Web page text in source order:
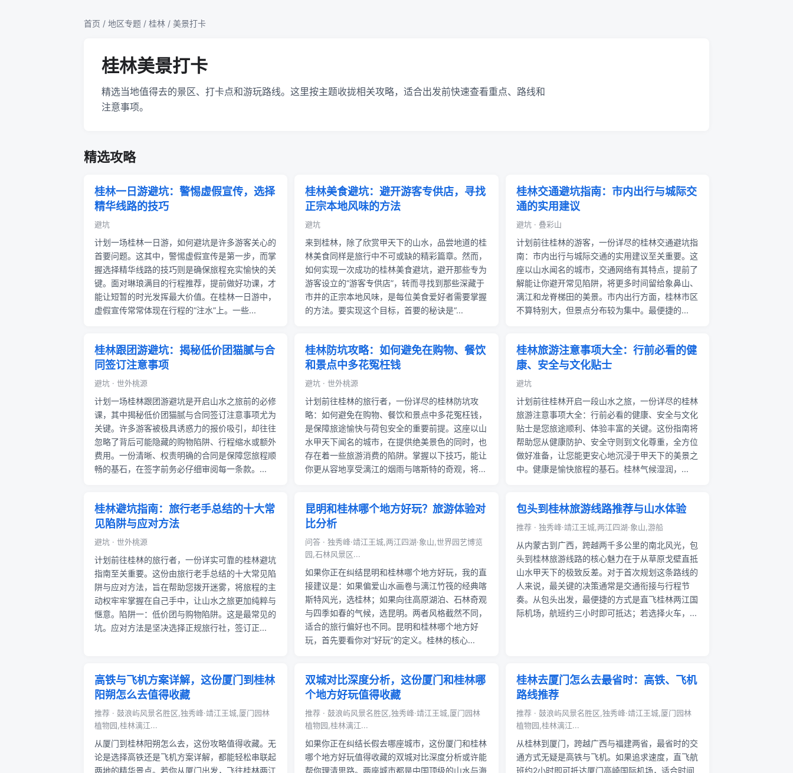
首页 / 地区专题 / 桂林 / 美景打卡
桂林美景打卡
精选当地值得去的景区、打卡点和游玩路线。这里按主题收拢相关攻略，适合出发前快速查看重点、路线和
注意事项。
精选攻略
桂林一日游避坑：警惕虚假宣传，选择
精华线路的技巧
避坑
计划一场桂林一日游，如何避坑是许多游客关心的
首要问题。这其中，警惕虚假宣传是第一步，而掌
握选择精华线路的技巧则是确保旅程充实愉快的关
键。面对琳琅满目的行程推荐，提前做好功课，才
能让短暂的时光发挥最大价值。在桂林一日游中，
虚假宣传常常体现在行程的“注水”上。一些...
桂林美食避坑：避开游客专供店，寻找
正宗本地风味的方法
避坑
来到桂林，除了欣赏甲天下的山水，品尝地道的桂
林美食同样是旅行中不可或缺的精彩篇章。然而，
如何实现一次成功的桂林美食避坑，避开那些专为
游客设立的“游客专供店”，转而寻找到那些深藏于
市井的正宗本地风味，是每位美食爱好者需要掌握
的方法。要实现这个目标，首要的秘诀是“...
桂林交通避坑指南：市内出行与城际交
通的实用建议
避坑 · 叠彩山
计划前往桂林的游客，一份详尽的桂林交通避坑指
南：市内出行与城际交通的实用建议至关重要。这
座以山水闻名的城市，交通网络有其特点，提前了
解能让你避开常见陷阱，将更多时间留给象鼻山、
漓江和龙脊梯田的美景。市内出行方面，桂林市区
不算特别大，但景点分布较为集中。最便捷的...
桂林跟团游避坑：揭秘低价团猫腻与合
同签订注意事项
避坑 · 世外桃源
计划一场桂林跟团游避坑是开启山水之旅前的必修
课，其中揭秘低价团猫腻与合同签订注意事项尤为
关键。许多游客被极具诱惑力的报价吸引，却往往
忽略了背后可能隐藏的购物陷阱、行程缩水或额外
费用。一份清晰、权责明确的合同是保障您旅程顺
畅的基石，在签字前务必仔细审阅每一条款。...
桂林防坑攻略：如何避免在购物、餐饮
和景点中多花冤枉钱
避坑 · 世外桃源
计划前往桂林的旅行者，一份详尽的桂林防坑攻
略：如何避免在购物、餐饮和景点中多花冤枉钱，
是保障旅途愉快与荷包安全的重要前提。这座以山
水甲天下闻名的城市，在提供绝美景色的同时，也
存在着一些旅游消费的陷阱。掌握以下技巧，能让
你更从容地享受漓江的烟雨与喀斯特的奇观，将...
桂林旅游注意事项大全：行前必看的健
康、安全与文化贴士
避坑
计划前往桂林开启一段山水之旅，一份详尽的桂林
旅游注意事项大全：行前必看的健康、安全与文化
贴士是您旅途顺利、体验丰富的关键。这份指南将
帮助您从健康防护、安全守则到文化尊重，全方位
做好准备，让您能更安心地沉浸于甲天下的美景之
中。健康是愉快旅程的基石。桂林气候湿润，...
桂林避坑指南：旅行老手总结的十大常
见陷阱与应对方法
避坑 · 世外桃源
计划前往桂林的旅行者，一份详实可靠的桂林避坑
指南至关重要。这份由旅行老手总结的十大常见陷
阱与应对方法，旨在帮助您拨开迷雾，将旅程的主
动权牢牢掌握在自己手中，让山水之旅更加纯粹与
惬意。陷阱一：低价团与购物陷阱。这是最常见的
坑。应对方法是坚决选择正规旅行社，签订正...
昆明和桂林哪个地方好玩？旅游体验对
比分析
问答 · 独秀峰·靖江王城,两江四湖·象山,世界园艺博览
园,石林风景区...
如果你正在纠结昆明和桂林哪个地方好玩，我的直
接建议是：如果偏爱山水画卷与漓江竹筏的经典喀
斯特风光，选桂林；如果向往高原湖泊、石林奇观
与四季如春的气候，选昆明。两者风格截然不同，
适合的旅行偏好也不同。昆明和桂林哪个地方好
玩，首先要看你对“好玩”的定义。桂林的核心...
包头到桂林旅游线路推荐与山水体验
推荐 · 独秀峰·靖江王城,两江四湖·象山,游船
从内蒙古到广西，跨越两千多公里的南北风光，包
头到桂林旅游线路的核心魅力在于从草原戈壁直抵
山水甲天下的极致反差。对于首次规划这条路线的
人来说，最关键的决策通常是交通衔接与行程节
奏。从包头出发，最便捷的方式是直飞桂林两江国
际机场，航班约三小时即可抵达；若选择火车，...
高铁与飞机方案详解，这份厦门到桂林
阳朔怎么去值得收藏
推荐 · 鼓浪屿风景名胜区,独秀峰·靖江王城,厦门园林
植物园,桂林漓江...
从厦门到桂林阳朔怎么去，这份攻略值得收藏。无
论是选择高铁还是飞机方案详解，都能轻松串联起
两地的精华景点。若你从厦门出发，飞往桂林两江
双城对比深度分析，这份厦门和桂林哪
个地方好玩值得收藏
推荐 · 鼓浪屿风景名胜区,独秀峰·靖江王城,厦门园林
植物园,桂林漓江...
如果你正在纠结长假去哪座城市，这份厦门和桂林
哪个地方好玩值得收藏的双城对比深度分析或许能
帮你理清思路。两座城市都是中国顶级的山水与海
桂林去厦门怎么去最省时：高铁、飞机
路线推荐
推荐 · 鼓浪屿风景名胜区,独秀峰·靖江王城,厦门园林
植物园,桂林漓江...
从桂林到厦门，跨越广西与福建两省，最省时的交
通方式无疑是高铁与飞机。如果追求速度，直飞航
班约2小时即可抵达厦门高崎国际机场，适合时间